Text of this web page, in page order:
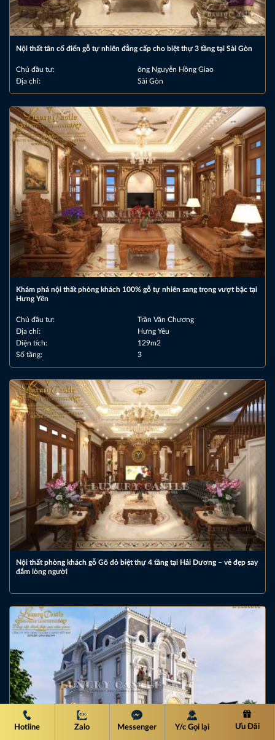
Nội thất tân cổ điển gỗ tự nhiên đẳng cấp cho biệt thự 3 tầng tại Sài Gòn
Chủ đầu tư:
ông Nguyễn Hồng Giao
Địa chỉ:
Sài Gòn
Khám phá nội thất phòng khách 100% gỗ tự nhiên sang trọng vượt bậc tại
Hưng Yên
Chủ đầu tư:
Trần Văn Chương
Địa chỉ:
Hưng Yêu
Diện tích:
129m2
Số tầng:
3
Nội thất phòng khách gỗ Gõ đỏ biệt thự 4 tầng tại Hải Dương – vẻ đẹp say
đắm lòng người
Hotline Zalo Messenger Y/c Gọi lại Ưu Đãi